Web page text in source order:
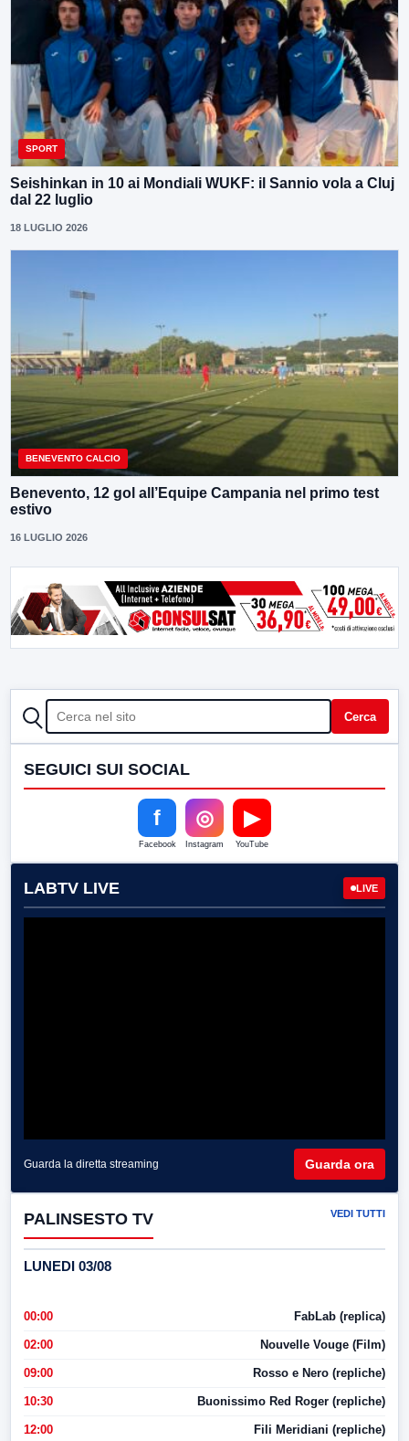
SPORT
Seishinkan in 10 ai Mondiali WUKF: il Sannio vola a Cluj
dal 22 luglio
18 LUGLIO 2026
BENEVENTO CALCIO
Benevento, 12 gol all’Equipe Campania nel primo test
estivo
16 LUGLIO 2026
CERCA Cerca
SEGUICI SUI SOCIAL
f
Facebook
◎
Instagram
▶
YouTube
LABTV LIVE LIVE
Guarda la diretta streaming Guarda ora
PALINSESTO TV VEDI TUTTI
LUNEDI 03/08
00:00 FabLab (replica)
02:00 Nouvelle Vouge (Film)
09:00 Rosso e Nero (repliche)
10:30 Buonissimo Red Roger (repliche)
12:00 Fili Meridiani (repliche)